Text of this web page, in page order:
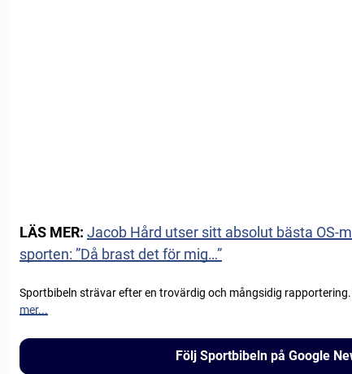
LÄS MER: Jacob Hård utser sitt absolut bästa OS-
sporten: ”Då brast det för mig…”
Sportbibeln strävar efter en trovärdig och mångsidig
mer...
Följ Sportbibeln på Google